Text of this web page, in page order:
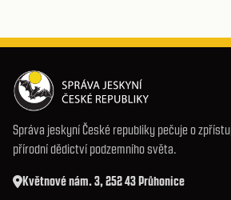
Správa jeskyní České republiky pečuje o
přírodní dědictví podzemního světa.
Květnové nám. 3, 252 43 Průhonice